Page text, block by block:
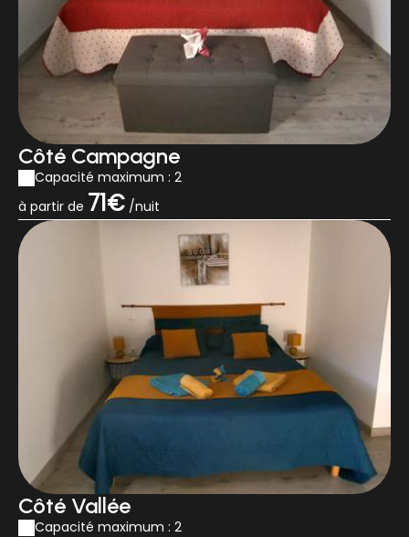
Côté Campagne
Capacité maximum : 2
à partir de 71€ /nuit
Côté Vallée
Capacité maximum : 2